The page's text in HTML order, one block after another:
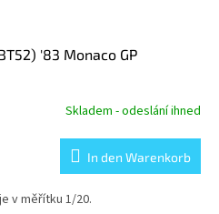
'83 Monaco GP
Skladem - odeslání ihned
In den Warenkorb
v měřítku 1/20.